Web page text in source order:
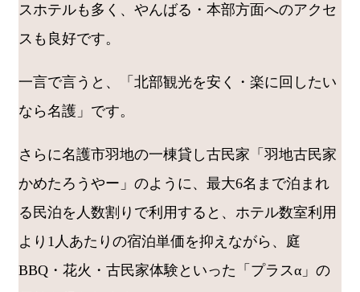
スホテルも多く、やんばる・本部方面へのアクセ
スも良好です。
一言で言うと、「北部観光を安く・楽に回したい
なら名護」です。
さらに名護市羽地の一棟貸し古民家「羽地古民家
かめたろうやー」のように、最大6名まで泊まれ
る民泊を人数割りで利用すると、ホテル数室利用
より1人あたりの宿泊単価を抑えながら、庭
BBQ・花火・古民家体験といった「プラスα」の